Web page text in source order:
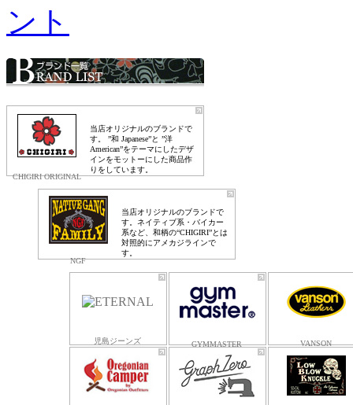
CHIGIRI ORIGINAL
当店オリジナルのブランドで
す。 ”和 Japanese”と ”洋
American”をテーマにしたデザ
インをモットーにした商品作
りをしています。
NGF
当店オリジナルのブランドで
す。ネイティブ系・バイカー
系など、和柄の“CHIGIRI”とは
対照的にアメカジラインで
す。
児島ジーンズ GYMMASTER VANSON